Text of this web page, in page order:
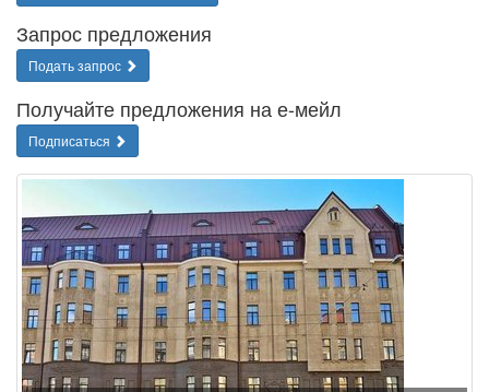
Запрос предложения
Подать запрос
Получайте предложения на е-мейл
Подписаться